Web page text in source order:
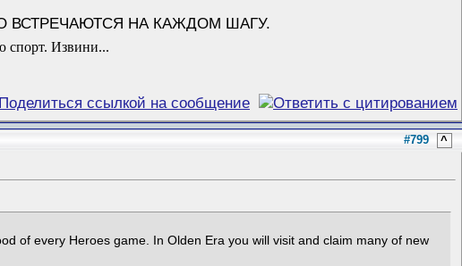
ВСТРЕЧАЮТСЯ НА КАЖДОМ ШАГУ.
спорт. Извини...
#799 ^
of every Heroes game. In Olden Era you will visit and claim many of new